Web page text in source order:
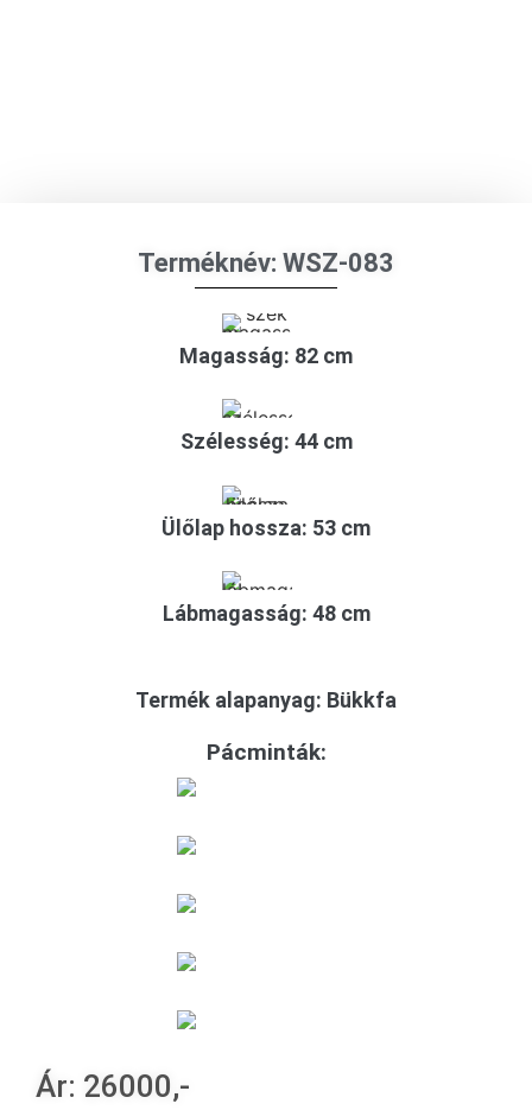
Terméknév: WSZ-083
Magasság: 82 cm
Szélesség: 44 cm
Ülőlap hossza: 53 cm
Lábmagasság: 48 cm
Termék alapanyag: Bükkfa
Pácminták:
Ár: 26000,-